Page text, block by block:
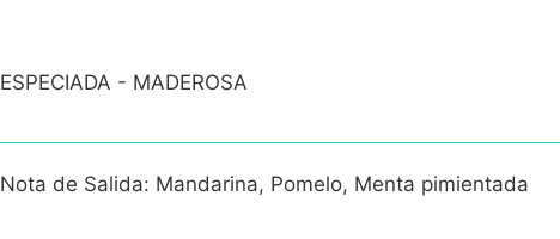
ESPECIADA - MADEROSA
Nota de Salida: Mandarina, Pomelo, Menta pimientada